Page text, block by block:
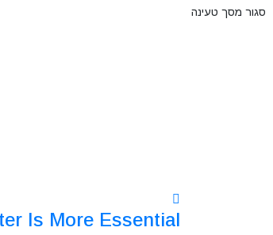
סגור מסך טעינה
Is More Essential